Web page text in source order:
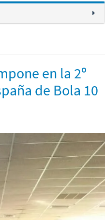
en la 2º
de Bola 10